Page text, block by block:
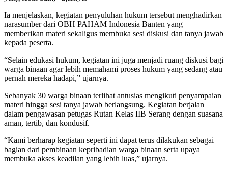
Ia menjelaskan, kegiatan penyuluhan hukum tersebut menghadirkan
narasumber dari OBH PAHAM Indonesia Banten yang
memberikan materi sekaligus membuka sesi diskusi dan tanya jawab
kepada peserta.
“Selain edukasi hukum, kegiatan ini juga menjadi ruang diskusi bagi
warga binaan agar lebih memahami proses hukum yang sedang atau
pernah mereka hadapi,” ujarnya.
Sebanyak 30 warga binaan terlihat antusias mengikuti penyampaian
materi hingga sesi tanya jawab berlangsung. Kegiatan berjalan
dalam pengawasan petugas Rutan Kelas IIB Serang dengan suasana
aman, tertib, dan kondusif.
“Kami berharap kegiatan seperti ini dapat terus dilakukan sebagai
bagian dari pembinaan kepribadian warga binaan serta upaya
membuka akses keadilan yang lebih luas,” ujarnya.